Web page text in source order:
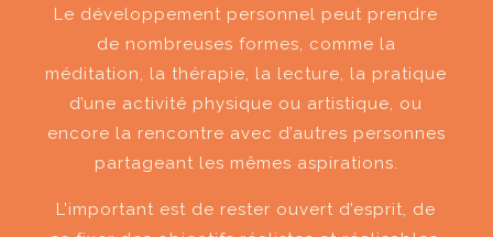
Le développement personnel peut prendre
de nombreuses formes, comme la
méditation, la thérapie, la lecture, la pratique
d’une activité physique ou artistique, ou
encore la rencontre avec d’autres personnes
partageant les mêmes aspirations.
L’important est de rester ouvert d’esprit, de